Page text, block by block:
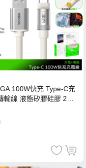
100W快充 Type-C充
輸線 液態矽膠硅膠 2M